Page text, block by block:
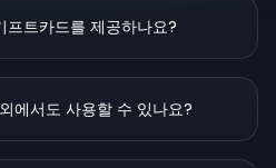
트카드를 제공하나요?
에서도 사용할 수 있나요?